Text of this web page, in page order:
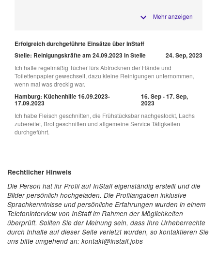
Mehr anzeigen
Erfolgreich durchgeführte Einsätze über InStaff
Stelle: Reinigungskräfte am 24.09.2023 in Stelle
24. Sep, 2023
Ich hatte regelmäßig Tücher fürs Abtrocknen der Hände und
Toilettenpapier gewechselt, dazu kleine Reinigungen unternommen,
wenn mal was dreckig war.
Hamburg: Küchenhilfe 16.09.2023-
17.09.2023
16. Sep - 17. Sep,
2023
Ich habe Fleisch geschnitten, die Frühstücksbar nachgestockt, Lachs
zubereitet, Brot geschnitten und allgemeine Service Tätigkeiten
durchgeführt.
Rechtlicher Hinweis
Die Person hat ihr Profil auf InStaff eigenständig erstellt und die
Bilder persönlich hochgeladen. Die Profilangaben inklusive
Sprachkenntnisse und persönliche Erfahrungen wurden in einem
Telefoninterview von InStaff im Rahmen der Möglichkeiten
überprüft. Sollten Sie der Meinung sein, dass Ihre Urheberrechte
durch Inhalte auf dieser Seite verletzt wurden, so kontaktieren Sie
uns bitte umgehend an: kontakt@instaff.jobs